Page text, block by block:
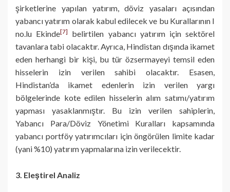
şirketlerine yapılan yatırım, döviz yasaları açısından
yabancı yatırım olarak kabul edilecek ve bu Kurallarının I
no.lu Ekinde[7]
belirtilen yabancı yatırım için sektörel
tavanlara tabi olacaktır. Ayrıca, Hindistan dışında ikamet
eden herhangi bir kişi, bu tür özsermayeyi temsil eden
hisselerin izin verilen sahibi olacaktır. Esasen,
Hindistan’da ikamet edenlerin izin verilen yargı
bölgelerinde kote edilen hisselerin alım satımı/yatırım
yapması yasaklanmıştır. Bu izin verilen sahiplerin,
Yabancı Para/Döviz Yönetimi Kuralları kapsamında
yabancı portföy yatırımcıları için öngörülen limite kadar
(yani %10) yatırım yapmalarına izin verilecektir.
3. Eleştirel Analiz